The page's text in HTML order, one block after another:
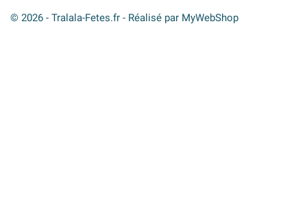
© 2026 - Tralala-Fetes.fr - Réalisé par MyWebShop